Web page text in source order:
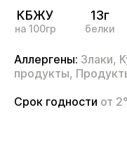
КБЖУ
на 100гр
13г
белки
Аллергены: Злаки,
продукты,
Срок годности от